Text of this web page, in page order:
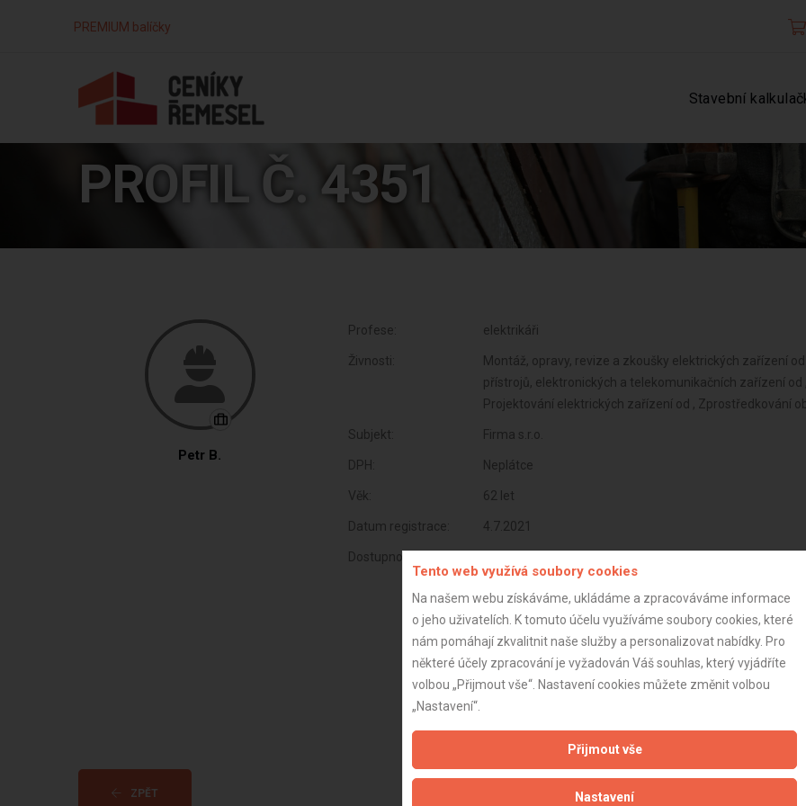
PREMIUM balíčky
Stavební
PROFIL Č. 4351
Petr B.
Profese: elektrikáři
Živnosti:
Montáž, opravy, revize a zkoušky elektrických zařízení
přístrojů, elektronických a telekomunikačních zařízení
Projektování elektrických zařízení od , Zprostředkování
Subjekt: Firma s.r.o.
DPH: Neplátce
Věk: 62 let
Datum registrace: 4.7.2021
Dostupnost:
ZPĚT Aktualizováno z portálu ARES dne 06.05.2025 20:20:42
Tento web využívá soubory cookies
Na našem webu získáváme, ukládáme a zpracováváme informace
o jeho uživatelích. K tomuto účelu využíváme soubory cookies, které
nám pomáhají zkvalitnit naše služby a personalizovat nabídky. Pro
některé účely zpracování je vyžadován Váš souhlas, který vyjádříte
volbou „Přijmout vše“. Nastavení cookies můžete změnit volbou
„Nastavení“.
Přijmout vše
Nastavení